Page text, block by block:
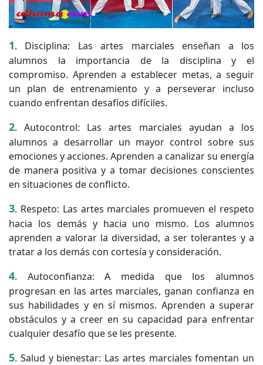
1. Disciplina: Las artes marciales enseñan a los
alumnos la importancia de la disciplina y el
compromiso. Aprenden a establecer metas, a seguir
un plan de entrenamiento y a perseverar incluso
cuando enfrentan desafíos difíciles.
2. Autocontrol: Las artes marciales ayudan a los
alumnos a desarrollar un mayor control sobre sus
emociones y acciones. Aprenden a canalizar su energía
de manera positiva y a tomar decisiones conscientes
en situaciones de conflicto.
3. Respeto: Las artes marciales promueven el respeto
hacia los demás y hacia uno mismo. Los alumnos
aprenden a valorar la diversidad, a ser tolerantes y a
tratar a los demás con cortesía y consideración.
4. Autoconfianza: A medida que los alumnos
progresan en las artes marciales, ganan confianza en
sus habilidades y en sí mismos. Aprenden a superar
obstáculos y a creer en su capacidad para enfrentar
cualquier desafío que se les presente.
5. Salud y bienestar: Las artes marciales fomentan un